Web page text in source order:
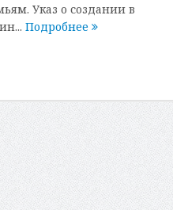
Указ о создании в
Подробнее